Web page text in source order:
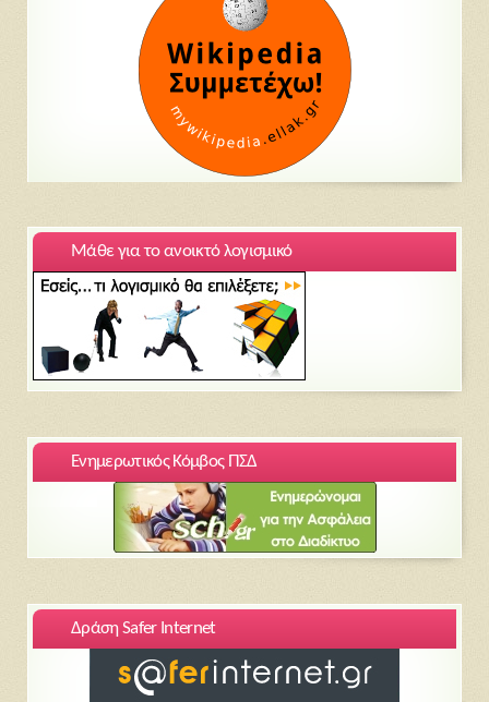
Μάθε για το ανοικτό λογισμικό
Ενημερωτικός Κόμβος ΠΣΔ
Δράση Safer Internet